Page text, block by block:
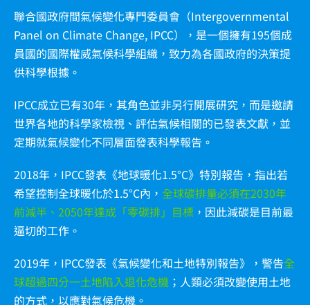
聯合國政府間氣候變化專門委員會（Intergovernmental
Panel on Climate Change, IPCC），是一個擁有195個成
員國的國際權威氣候科學組織，致力為各國政府的決策提
供科學根據。
IPCC成立已有30年，其角色並非另行開展研究，而是邀請
世界各地的科學家檢視、評估氣候相關的已發表文獻，並
定期就氣候變化不同層面發表科學報告。
2018年，IPCC發表《地球暖化1.5°C》特別報告，指出若
希望控制全球暖化於1.5°C內， 全球碳排量必須在2030年
前減半、2050年達成「零碳排」目標 ，因此減碳是目前最
逼切的工作。
2019年，IPCC發表《氣候變化和土地特別報告》，警告全
球超過四分一土地陷入退化危機 ；人類必須改變使用土地
的方式，以應對氣候危機。